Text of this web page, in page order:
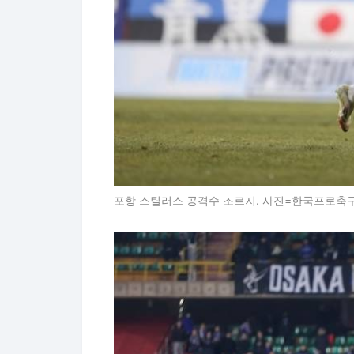
포항 스틸러스 공격수 조르지. 사진=한국프로축